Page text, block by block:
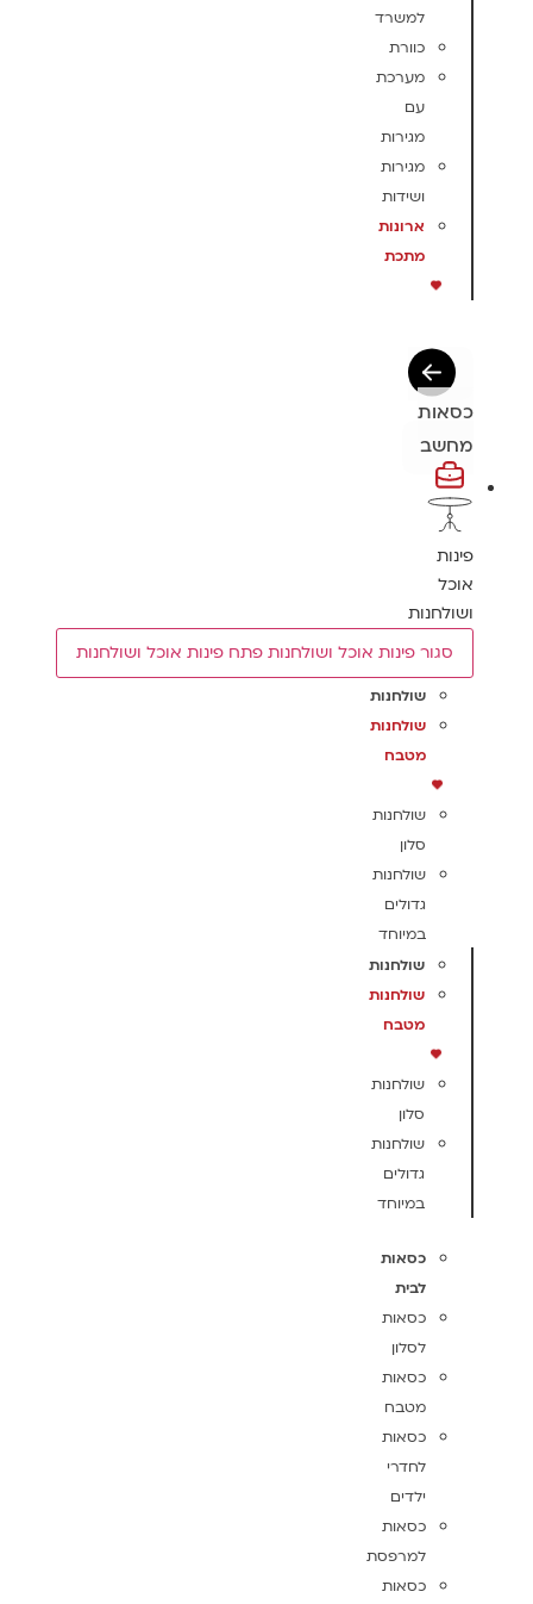
למשרד
כוורת
מערכת
עם
מגירות
מגירות
ושידות
ארונות
מתכת
כסאות
מחשב
פינות
אוכל
ושולחנות
סגור פינות אוכל ושולחנות פתח פינות אוכל ושולחנות
שולחנות
שולחנות
מטבח
שולחנות
סלון
שולחנות
גדולים
במיוחד
שולחנות
שולחנות
מטבח
שולחנות
סלון
שולחנות
גדולים
במיוחד
כסאות
לבית
כסאות
לסלון
כסאות
מטבח
כסאות
לחדרי
ילדים
כסאות
למרפסת
כסאות